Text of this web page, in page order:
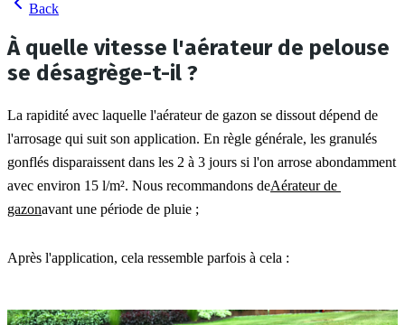
Back
À quelle vitesse l'aérateur de pelouse
se désagrège-t-il ?
La rapidité avec laquelle l'aérateur de gazon se dissout dépend de
l'arrosage qui suit son application. En règle générale, les granulés
gonflés disparaissent dans les 2 à 3 jours si l'on arrose abondamment
avec environ 15 l/m². Nous recommandons deAérateur de
gazonavant une période de pluie ;
Après l'application, cela ressemble parfois à cela :